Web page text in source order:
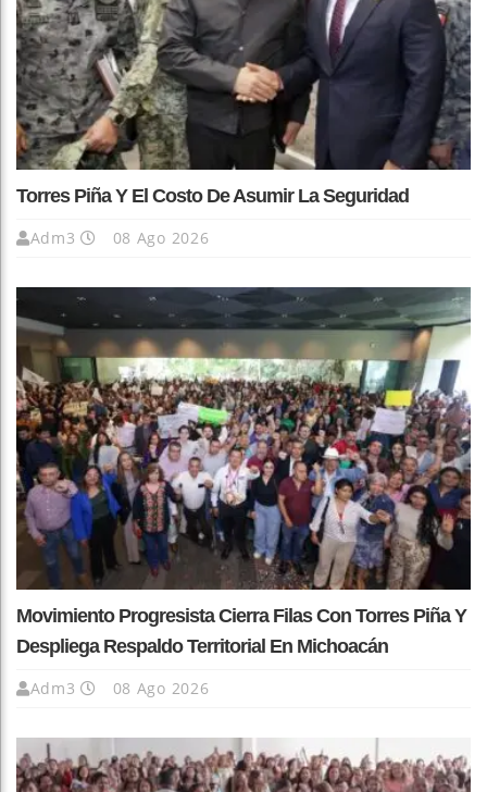
Torres Piña Y El Costo De Asumir La Seguridad
Adm3 08 Ago 2026
Movimiento Progresista Cierra Filas Con Torres Piña Y
Despliega Respaldo Territorial En Michoacán
Adm3 08 Ago 2026